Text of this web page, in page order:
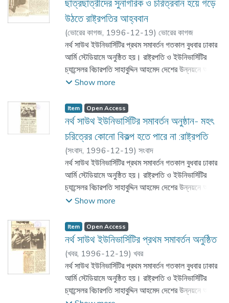
President of North South University Musleh
Uddin Ahmed delivered the welcome
address. Chairman of Board of Governance
MA Awal, University of Southern Indiana
President H. Ray Hoopes also spoke on the
occasion.
ছাত্রছাত্রীদের সুনাগরিক ও চরিত্রবান হয়ে গড়ে
উঠতে রাষ্ট্রপতির আহ্ববান
(ভোরের কাগজ, 1996-12-19) ভোরের কাগজ
নর্থ সাউথ ইউনিভার্সিটির প্রথম সমাবর্তন গতকাল বুধবার ঢাকার
আর্মি স্টেডিয়ামে অনুষ্ঠিত হয়। রাষ্ট্রপতি ও ইউনিভার্সিটির
চ্যান্সেলর বিচারপতি সাহাবুদ্দিন আহমেদ দেশের উন্নয়নে অবদান
রাখার জন্য ছাত্রছাত্রীদের সুনাগরিক ও চরিত্রবান হয়ে গড়ে
প্রেসিডেন্ট মুসলেহ উদ্দিন আহমেদ স্বাগত ভাষণ দেন।
অনুষ্ঠানে আরো বক্তব্য রাখেন বোর্ড অব গভর্নেন্স এর
চেয়ারম্যান এম এ আউয়াল, ইউনিভার্সিটি অব সাউদার্ন
ইন্ডিয়ানার প্রেসিডেন্ট এইচ রেই হুপস।
Show more
Item Open Access
নর্থ সাউথ ইউনিভার্সিটির সমাবর্তন অনুষ্ঠান- মহৎ
চরিত্রের কোনো বিকল্প হতে পারে না :রাষ্ট্রপতি
(সংবাদ, 1996-12-19) সংবাদ
নর্থ সাউথ ইউনিভার্সিটির প্রথম সমাবর্তন গতকাল বুধবার ঢাকার
আর্মি স্টেডিয়ামে অনুষ্ঠিত হয়। রাষ্ট্রপতি ও ইউনিভার্সিটির
চ্যান্সেলর বিচারপতি সাহাবুদ্দিন আহমেদ দেশের উন্নয়নে অবদান
রাখার জন্য ছাত্রছাত্রীদের সুনাগরিক ও চরিত্রবান হয়ে গড়ে
প্রেসিডেন্ট মুসলেহ উদ্দিন আহমেদ স্বাগত ভাষণ দেন।
অনুষ্ঠানে আরো বক্তব্য রাখেন বোর্ড অব গভর্নেন্স এর
চেয়ারম্যান এম এ আউয়াল, ইউনিভার্সিটি অব সাউদার্ন
ইন্ডিয়ানার প্রেসিডেন্ট এইচ রেই হুপস।
Show more
Item Open Access
নর্থ সাউথ ইউনিভার্সিটির প্রথম সমাবর্তন অনুষ্ঠিত
(খবর, 1996-12-19) খবর
নর্থ সাউথ ইউনিভার্সিটির প্রথম সমাবর্তন গতকাল বুধবার ঢাকার
আর্মি স্টেডিয়ামে অনুষ্ঠিত হয়। রাষ্ট্রপতি ও ইউনিভার্সিটির
চ্যান্সেলর বিচারপতি সাহাবুদ্দিন আহমেদ দেশের উন্নয়নে অবদান